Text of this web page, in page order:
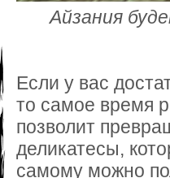
Айзания
Если у вас
то самое время
позволит
деликатесы,
самому можно